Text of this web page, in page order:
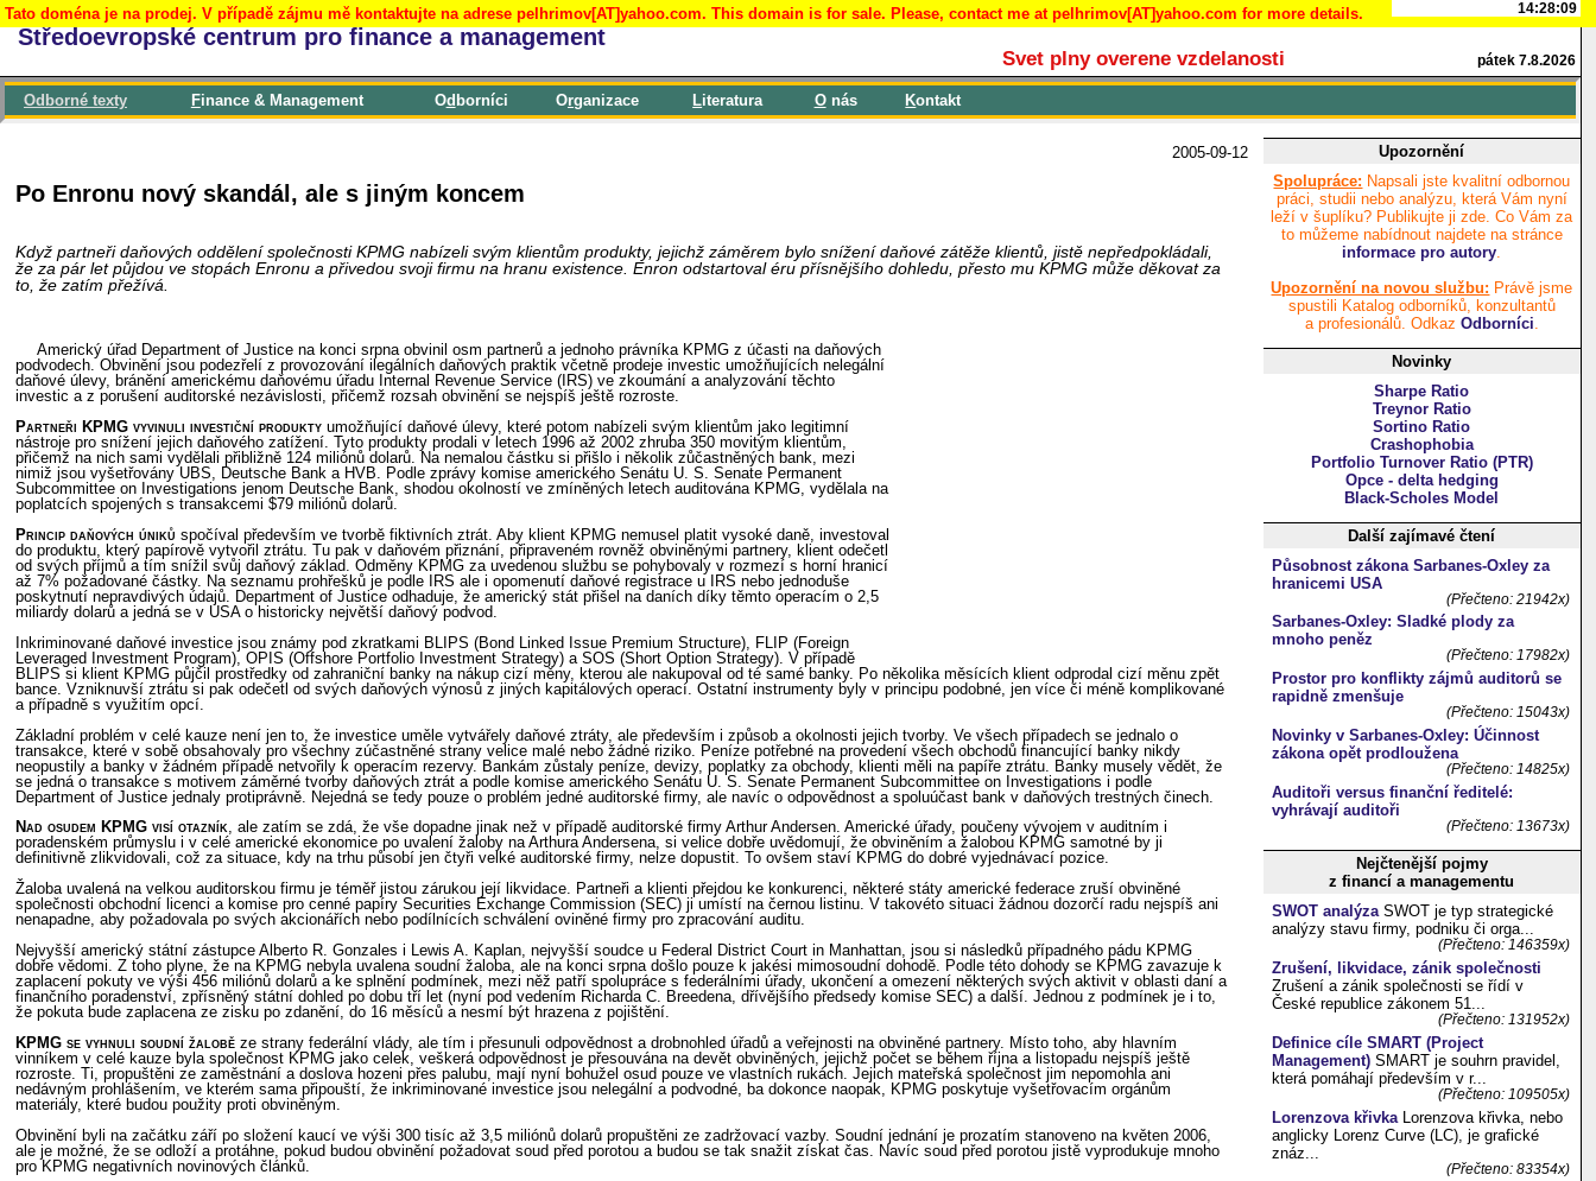
Tato doména je na prodej. V případě zájmu mě kontaktujte na adrese pelhrimov[AT]yahoo.com. This domain is for sale. Please, contact me at pelhrimov[AT]yahoo.com for more details.
Středoevropské centrum pro finance a management
Svet plny overene vzdelanosti pátek 7.8.2026
Odborné texty Finance & Management Od borníci Organizace Literatura Onás Kontakt
2005-09-12
Po Enronu nový skandál, ale s jiným koncem
Když partneři daňových oddělení společnosti KPMG nabízeli svým klientům produkty, jejichž záměrem bylo snížení daňové zátěže klientů, jistě nepředpokládali,
že za pár let půjdou ve stopách Enronu a přivedou svoji firmu na hranu existence. Enron odstartoval éru přísnějšího dohledu, přesto mu KPMG může děkovat za
to, že zatím přežívá.
Americký úřad Department of Justice na konci srpna obvinil osm partnerů a jednoho právníka KPMG z účasti na daňových
podvodech. Obvinění jsou podezřelí z provozování ilegálních daňových praktik včetně prodeje investic umožňujících nelegální
daňové úlevy, bránění americkému daňovému úřadu Internal Revenue Service (IRS) ve zkoumání a analyzování těchto
investic a z porušení auditorské nezávislosti, přičemž rozsah obvinění se nejspíš ještě rozroste.
Partneři KPMG vyvinuli investiční produktyumožňující daňové úlevy, které potom nabízeli svým klientům jako legitimní
nástroje pro snížení jejich daňového zatížení. Tyto produkty prodali v letech 1996 až 2002 zhruba 350 movitým klientům,
přičemž na nich sami vydělali přibližně 124 miliónů dolarů. Na nemalou částku si přišlo i několik zůčastněných bank, mezi
nimiž jsou vyšetřovány UBS, Deutsche Bank a HVB. Podle zprávy komise amerického Senátu U. S. Senate Permanent
Subcommittee on Investigations jenom Deutsche Bank, shodou okolností ve zmíněných letech auditována KPMG, vydělala na
poplatcích spojených s transakcemi $79 miliónů dolarů.
Princip daňových úniků spočíval především ve tvorbě fiktivních ztrát. Aby klient KPMG nemusel platit vysoké daně, investoval
do produktu, který papírově vytvořil ztrátu. Tu pak v daňovém přiznání, připraveném rovněž obviněnými partnery, klient odečetl
od svých příjmů a tím snížil svůj daňový základ. Odměny KPMG za uvedenou službu se pohybovaly v rozmezí s horní hranicí
až 7% požadované částky. Na seznamu prohřešků je podle IRS ale i opomenutí daňové registrace u IRS nebo jednoduše
poskytnutí nepravdivých údajů. Department of Justice odhaduje, že americký stát přišel na daních díky těmto operacím o 2,5
miliardy dolarů a jedná se v USA o historicky největší daňový podvod.
Inkriminované daňové investice jsou známy pod zkratkami BLIPS (Bond Linked Issue Premium Structure), FLIP (Foreign
Leveraged Investment Program), OPIS (Offshore Portfolio Investment Strategy) a SOS (Short Option Strategy). V případě
BLIPS si klient KPMG půjčil prostředky od zahraniční banky na nákup cizí měny, kterou ale nakupoval od té samé banky. Po několika měsících klient odprodal cizí měnu zpět
bance. Vzniknuvší ztrátu si pak odečetl od svých daňových výnosů z jiných kapitálových operací. Ostatní instrumenty byly v principu podobné, jen více či méně komplikované
a případně s využitím opcí.
Základní problém v celé kauze není jen to, že investice uměle vytvářely daňové ztráty, ale především i způsob a okolnosti jejich tvorby. Ve všech případech se jednalo o
transakce, které v sobě obsahovaly pro všechny zúčastněné strany velice malé nebo žádné riziko. Peníze potřebné na provedení všech obchodů financující banky nikdy
neopustily a banky v žádném případě netvořily k operacím rezervy. Bankám zůstaly peníze, devizy, poplatky za obchody, klienti měli na papíře ztrátu. Banky musely vědět, že
se jedná o transakce s motivem záměrné tvorby daňových ztrát a podle komise amerického Senátu U. S. Senate Permanent Subcommittee on Investigations i podle
Department of Justice jednaly protiprávně. Nejedná se tedy pouze o problém jedné auditorské firmy, ale navíc o odpovědnost a spoluúčast bank v daňových trestných činech.
Nad osudem KPMG visí otazník, ale zatím se zdá, že vše dopadne jinak než v případě auditorské firmy Arthur Andersen. Americké úřady, poučeny vývojem v auditním i
poradenském průmyslu i v celé americké ekonomice po uvalení žaloby na Arthura Andersena, si velice dobře uvědomují, že obviněním a žalobou KPMG samotné by ji
definitivně zlikvidovali, což za situace, kdy na trhu působí jen čtyři velké auditorské firmy, nelze dopustit. To ovšem staví KPMG do dobré vyjednávací pozice.
Žaloba uvalená na velkou auditorskou firmu je téměř jistou zárukou její likvidace. Partneři a klienti přejdou ke konkurenci, některé státy americké federace zruší obviněné
společnosti obchodní licenci a komise pro cenné papíry Securities Exchange Commission (SEC) ji umístí na černou listinu. V takovéto situaci žádnou dozorčí radu nejspíš ani
nenapadne, aby požadovala po svých akcionářích nebo podílnících schválení oviněné firmy pro zpracování auditu.
Nejvyšší americký státní zástupce Alberto R. Gonzales i Lewis A. Kaplan, nejvyšší soudce u Federal District Court in Manhattan, jsou si následků případného pádu KPMG
dobře vědomi. Z toho plyne, že na KPMG nebyla uvalena soudní žaloba, ale na konci srpna došlo pouze k jakési mimosoudní dohodě. Podle této dohody se KPMG zavazuje k
zaplacení pokuty ve výši 456 miliónů dolarů a ke splnění podmínek, mezi něž patří spolupráce s federálními úřady, ukončení a omezení některých svých aktivit v oblasti daní a
finančního poradenství, zpřísněný státní dohled po dobu tří let (nyní pod vedením Richarda C. Breedena, dřívějšího předsedy komise SEC) a další. Jednou z podmínek je i to,
že pokuta bude zaplacena ze zisku po zdanění, do 16 měsíců a nesmí být hrazena z pojištění.
KPMG se vyhnuli soudní žaloběze strany federální vlády, ale tím i přesunuli odpovědnost a drobnohled úřadů a veřejnosti na obviněné partnery. Místo toho, aby hlavním
vinníkem v celé kauze byla společnost KPMG jako celek, veškerá odpovědnost je přesouvána na devět obviněných, jejichž počet se během října a listopadu nejspíš ještě
rozroste. Ti, propuštěni ze zaměstnání a doslova hozeni přes palubu, mají nyní bohužel osud pouze ve vlastních rukách. Jejich mateřská společnost jim nepomohla ani
nedávným prohlášením, ve kterém sama připouští, že inkriminované investice jsou nelegální a podvodné, ba dokonce naopak, KPMG poskytuje vyšetřovacím orgánům
materiály, které budou použity proti obviněným.
Obvinění byli na začátku září po složení kaucí ve výši 300 tisíc až 3,5 miliónů dolarů propuštěni ze zadržovací vazby. Soudní jednání je prozatím stanoveno na květen 2006,
ale je možné, že se odloží a protáhne, pokud budou obvinění požadovat soud před porotou a budou se tak snažit získat čas. Navíc soud před porotou jistě vyprodukuje mnoho
pro KPMG negativních novinových článků.
Upozornění
Spolupráce: Napsali jste kvalitní odbornou
práci, studii nebo analýzu, která Vám nyní
leží v šuplíku? Publikujte ji zde. Co Vám za
to můžeme nabídnout najdete na stránce
informace pro autory.
Upozornění na novou službu: Právě jsme
spustili Katalog odborníků, konzultantů
a profesionálů. Odkaz Odborníci.
Novinky
Sharpe Ratio
Treynor Ratio
Sortino Ratio
Crashophobia
Portfolio Turnover Ratio (PTR)
Opce - delta hedging
Black-Scholes Model
Další zajímavé čtení
Působnost zákona Sarbanes-Oxley za
hranicemi USA
(Přečteno: 21942x)
Sarbanes-Oxley: Sladké plody za
mnoho peněz
(Přečteno: 17982x)
Prostor pro konflikty zájmů auditorů se
rapidně zmenšuje
(Přečteno: 15043x)
Novinky v Sarbanes-Oxley: Účinnost
zákona opět prodloužena
(Přečteno: 14825x)
Auditoři versus finanční ředitelé:
vyhrávají auditoři
(Přečteno: 13673x)
Nejčtenější pojmy
z financí a managementu
SWOT analýzaSWOT je typ strategické
analýzy stavu firmy, podniku či orga...
(Přečteno: 146359x)
Zrušení, likvidace, zánik společnosti
Zrušení a zánik společnosti se řídí v
České republice zákonem 51...
(Přečteno: 131952x)
Definice cíle SMART (Project
Management)SMART je souhrn pravidel,
která pomáhají především v r...
(Přečteno: 109505x)
Lorenzova křivkaLorenzova křivka, nebo
anglicky Lorenz Curve (LC), je grafické
znáz...
(Přečteno: 83354x)